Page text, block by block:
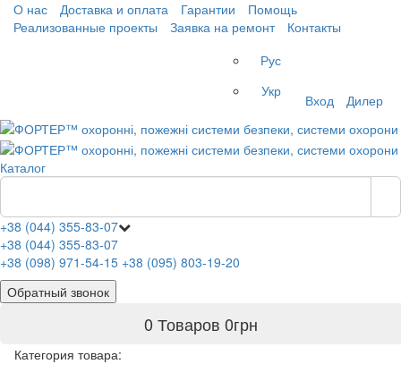
О нас Доставка и оплата Гарантии
Помощь
Реализованные проекты
Заявка на ремонт
Контакты
Рус
Укр
Вход Дилер
Каталог
+38 (044) 355-83-07
+38 (044) 355-83-07
+38 (098) 971-54-15 +38 (095) 803-19-20
Обратный звонок
0 Товаров 0грн
Категория товара: